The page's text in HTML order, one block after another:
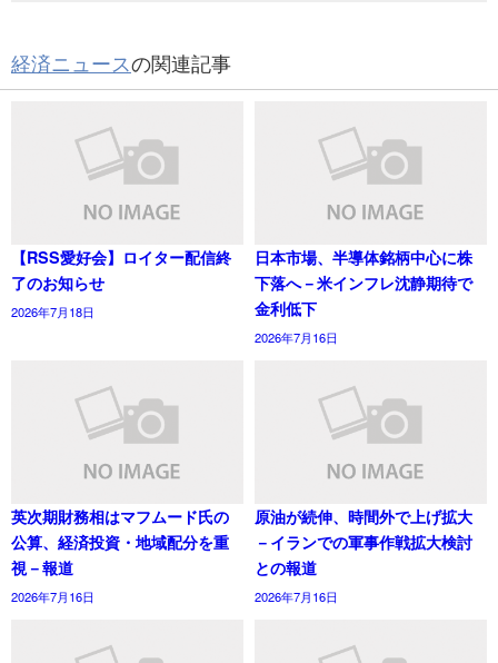
経済ニュースの関連記事
【RSS愛好会】ロイター配信終
了のお知らせ
2026年7月18日
日本市場、半導体銘柄中心に株
下落へ－米インフレ沈静期待で
金利低下
2026年7月16日
英次期財務相はマフムード氏の
公算、経済投資・地域配分を重
視－報道
2026年7月16日
原油が続伸、時間外で上げ拡大
－イランでの軍事作戦拡大検討
との報道
2026年7月16日